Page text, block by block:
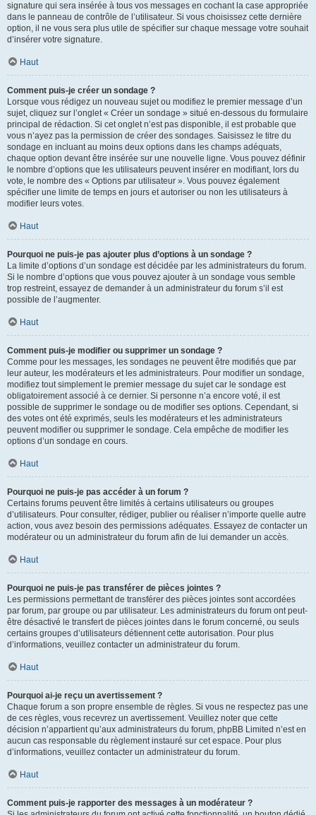
signature qui sera insérée à tous vos messages en cochant la case appropriée
dans le panneau de contrôle de l’utilisateur. Si vous choisissez cette dernière
option, il ne vous sera plus utile de spécifier sur chaque message votre souhait
d’insérer votre signature.
Haut
Comment puis-je créer un sondage ?
Lorsque vous rédigez un nouveau sujet ou modifiez le premier message d’un
sujet, cliquez sur l’onglet « Créer un sondage » situé en-dessous du formulaire
principal de rédaction. Si cet onglet n’est pas disponible, il est probable que
vous n’ayez pas la permission de créer des sondages. Saisissez le titre du
sondage en incluant au moins deux options dans les champs adéquats,
chaque option devant être insérée sur une nouvelle ligne. Vous pouvez définir
le nombre d’options que les utilisateurs peuvent insérer en modifiant, lors du
vote, le nombre des « Options par utilisateur ». Vous pouvez également
spécifier une limite de temps en jours et autoriser ou non les utilisateurs à
modifier leurs votes.
Haut
Pourquoi ne puis-je pas ajouter plus d’options à un sondage ?
La limite d’options d’un sondage est décidée par les administrateurs du forum.
Si le nombre d’options que vous pouvez ajouter à un sondage vous semble
trop restreint, essayez de demander à un administrateur du forum s’il est
possible de l’augmenter.
Haut
Comment puis-je modifier ou supprimer un sondage ?
Comme pour les messages, les sondages ne peuvent être modifiés que par
leur auteur, les modérateurs et les administrateurs. Pour modifier un sondage,
modifiez tout simplement le premier message du sujet car le sondage est
obligatoirement associé à ce dernier. Si personne n’a encore voté, il est
possible de supprimer le sondage ou de modifier ses options. Cependant, si
des votes ont été exprimés, seuls les modérateurs et les administrateurs
peuvent modifier ou supprimer le sondage. Cela empêche de modifier les
options d’un sondage en cours.
Haut
Pourquoi ne puis-je pas accéder à un forum ?
Certains forums peuvent être limités à certains utilisateurs ou groupes
d’utilisateurs. Pour consulter, rédiger, publier ou réaliser n’importe quelle autre
action, vous avez besoin des permissions adéquates. Essayez de contacter un
modérateur ou un administrateur du forum afin de lui demander un accès.
Haut
Pourquoi ne puis-je pas transférer de pièces jointes ?
Les permissions permettant de transférer des pièces jointes sont accordées
par forum, par groupe ou par utilisateur. Les administrateurs du forum ont peut-
être désactivé le transfert de pièces jointes dans le forum concerné, ou seuls
certains groupes d’utilisateurs détiennent cette autorisation. Pour plus
d’informations, veuillez contacter un administrateur du forum.
Haut
Pourquoi ai-je reçu un avertissement ?
Chaque forum a son propre ensemble de règles. Si vous ne respectez pas une
de ces règles, vous recevrez un avertissement. Veuillez noter que cette
décision n’appartient qu’aux administrateurs du forum, phpBB Limited n’est en
aucun cas responsable du règlement instauré sur cet espace. Pour plus
d’informations, veuillez contacter un administrateur du forum.
Haut
Comment puis-je rapporter des messages à un modérateur ?